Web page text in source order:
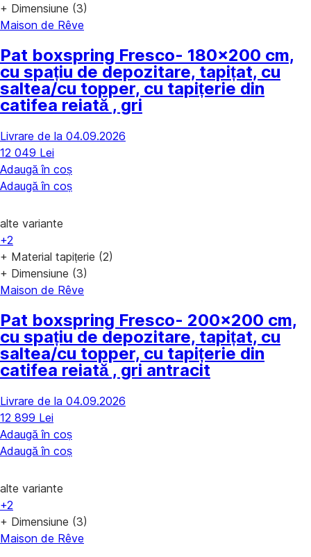
+ Dimensiune (3)
Maison de Rêve
Pat boxspring Fresco- 180x200 cm,
cu spațiu de depozitare, tapițat, cu
saltea/cu topper, cu tapițerie din
catifea reiată , gri
Livrare de la 04.09.2026
12 049 Lei
Adaugă în coș
Adaugă în coș
alte variante
+2
+ Material tapițerie (2)
+ Dimensiune (3)
Maison de Rêve
Pat boxspring Fresco- 200x200 cm,
cu spațiu de depozitare, tapițat, cu
saltea/cu topper, cu tapițerie din
catifea reiată , gri antracit
Livrare de la 04.09.2026
12 899 Lei
Adaugă în coș
Adaugă în coș
alte variante
+2
+ Dimensiune (3)
Maison de Rêve